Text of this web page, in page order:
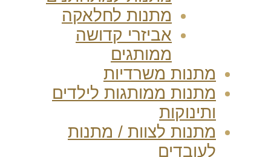
מתנות לחלאקה
אביזרי קדושה
ממותגים
מתנות משרדיות
מתנות ממותגות לילדים
ותינוקות
מתנות לצוות / מתנות
לעובדים